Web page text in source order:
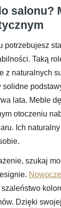
salonu?
potrzebujesz
Taką
z naturalnych
solidne
lata. Meble
otoczeniu
Ich
szukaj
Dzięki